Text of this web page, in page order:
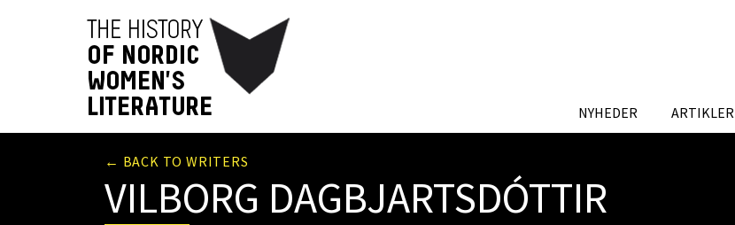
NYHEDER ARTIKLER
← BACK TO WRITERS
VILBORG DAGBJARTSDÓTTIR